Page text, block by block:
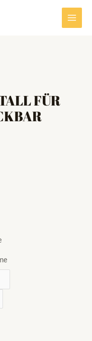
Main
FÜR